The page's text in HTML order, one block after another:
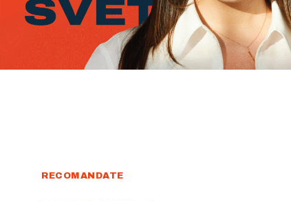
RECOMANDATE